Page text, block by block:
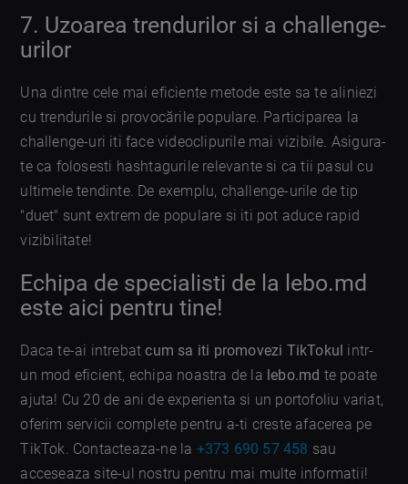
7. Uzoarea trendurilor si a challenge-
urilor
Una dintre cele mai eficiente metode este sa te aliniezi
cu trendurile si provocările populare. Participarea la
challenge-uri iti face videoclipurile mai vizibile. Asigura-
te ca folosesti hashtagurile relevante si ca tii pasul cu
ultimele tendinte. De exemplu, challenge-urile de tip
"duet" sunt extrem de populare si iti pot aduce rapid
vizibilitate!
Echipa de specialisti de la lebo.md
este aici pentru tine!
Daca te-ai intrebatcum sa iti promovezi TikTokul intr-
un mod eficient, echipa noastra de la lebo.md te poate
ajuta! Cu 20 de ani de experienta si un portofoliu variat,
oferim servicii complete pentru a-ti creste afacerea pe
TikTok. Contacteaza-ne la +373 690 57 458 sau
acceseaza site-ul nostru pentru mai multe informatii!